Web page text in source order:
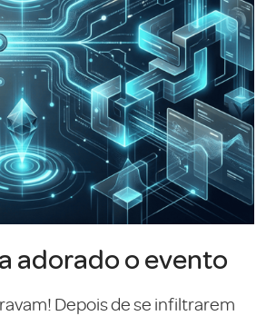
adorado o evento
Depois de se infiltrarem